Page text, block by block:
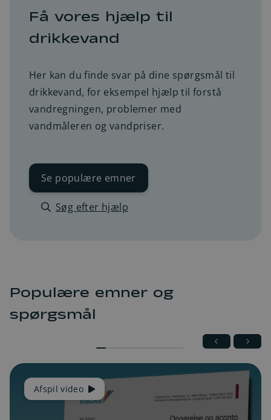
Få vores hjælp til
drikkevand
Her kan du finde svar på dine spørgsmål til
drikkevand, for eksempel hjælp til forstå
vandregningen, problemer med
vandmåleren og vandpriser.
Se populære emner
Søg efter hjælp
Populære emner og
spørgsmål
Afspil video